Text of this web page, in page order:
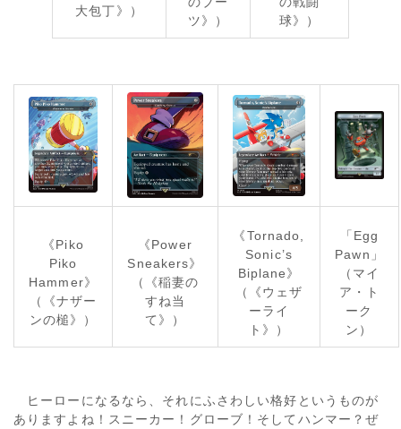
大包丁》）
ツ》）
球》）
《Piko
Piko
Hammer》
（《ナザー
ンの槌》）
《Power
Sneakers》
（《稲妻の
すね当
て》）
《Tornado,
Sonic’s
Biplane》
（《ウェザ
ーライ
ト》）
「Egg
Pawn」
（マイ
ア・ト
ーク
ン）
ヒーローになるなら、それにふさわしい格好というものが
ありますよね！スニーカー！グローブ！そしてハンマー？ぜ